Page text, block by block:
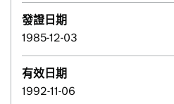
發證日期
1985-12-03
有效日期
1992-11-06